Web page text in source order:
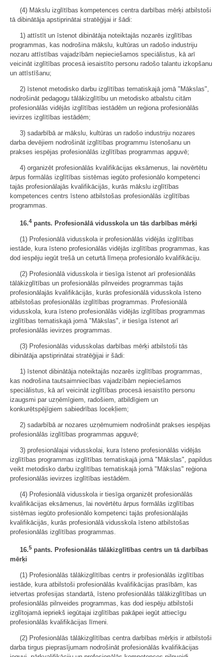
(4) Mākslu izglītības kompetences centra darbības mērķi atbilstoši
tā dibinātāja apstiprinātai stratēģijai ir šādi:
1) attīstīt un īstenot dibinātāja noteiktajās nozarēs izglītības
programmas, kas nodrošina mākslu, kultūras un radošo industriju
nozaru attīstības vajadzībām nepieciešamos speciālistus, kā arī
veicināt izglītības procesā iesaistīto personu radošo talantu izkopšanu
un attīstīšanu;
2) īstenot metodisko darbu izglītības tematiskajā jomā "Mākslas",
nodrošināt pedagogu tālākizglītību un metodisko atbalstu citām
profesionālās vidējās izglītības iestādēm un reģiona profesionālās
ievirzes izglītības iestādēm;
3) sadarbībā ar mākslu, kultūras un radošo industriju nozares
darba devējiem nodrošināt izglītības programmu īstenošanu un
prakses iespējas profesionālās izglītības programmas apguvē;
4) organizēt profesionālās kvalifikācijas eksāmenus, lai novērtētu
ārpus formālās izglītības sistēmas iegūto profesionālo kompetenci
tajās profesionālajās kvalifikācijās, kurās mākslu izglītības
kompetences centrs īsteno atbilstošas profesionālās izglītības
programmas.
16.4 pants. Profesionālā vidusskola un tās darbības mērķi
(1) Profesionālā vidusskola ir profesionālās vidējās izglītības
iestāde, kura īsteno profesionālās vidējās izglītības programmas, kas
dod iespēju iegūt trešā un ceturtā līmeņa profesionālo kvalifikāciju.
(2) Profesionālā vidusskola ir tiesīga īstenot arī profesionālās
tālākizglītības un profesionālās pilnveides programmas tajās
profesionālajās kvalifikācijās, kurās profesionālā vidusskola īsteno
atbilstošas profesionālās izglītības programmas. Profesionālā
vidusskola, kura īsteno profesionālās vidējās izglītības programmas
izglītības tematiskajā jomā "Mākslas", ir tiesīga īstenot arī
profesionālās ievirzes programmas.
(3) Profesionālās vidusskolas darbības mērķi atbilstoši tās
dibinātāja apstiprinātai stratēģijai ir šādi:
1) īstenot dibinātāja noteiktajās nozarēs izglītības programmas,
kas nodrošina tautsaimniecības vajadzībām nepieciešamos
speciālistus, kā arī veicināt izglītības procesā iesaistīto personu
izaugsmi par uzņēmīgiem, radošiem, atbildīgiem un
konkurētspējīgiem sabiedrības locekļiem;
2) sadarbībā ar nozares uzņēmumiem nodrošināt prakses iespējas
profesionālās izglītības programmas apguvē;
3) profesionālajai vidusskolai, kura īsteno profesionālās vidējās
izglītības programmas izglītības tematiskajā jomā "Mākslas", papildus
veikt metodisko darbu izglītības tematiskajā jomā "Mākslas" reģiona
profesionālās ievirzes izglītības iestādēm.
(4) Profesionālā vidusskola ir tiesīga organizēt profesionālās
kvalifikācijas eksāmenus, lai novērtētu ārpus formālās izglītības
sistēmas iegūto profesionālo kompetenci tajās profesionālajās
kvalifikācijās, kurās profesionālā vidusskola īsteno atbilstošas
profesionālās izglītības programmas.
16.5 pants. Profesionālās tālākizglītības centrs un tā darbības
mērķi
(1) Profesionālās tālākizglītības centrs ir profesionālās izglītības
iestāde, kura atbilstoši profesionālās kvalifikācijas prasībām, kas
ietvertas profesijas standartā, īsteno profesionālās tālākizglītības un
profesionālās pilnveides programmas, kas dod iespēju atbilstoši
izglītojamā iepriekš iegūtajai izglītības pakāpei iegūt attiecīgu
profesionālās kvalifikācijas līmeni.
(2) Profesionālās tālākizglītības centra darbības mērķis ir atbilstoši
darba tirgus pieprasījumam nodrošināt profesionālās kvalifikācijas